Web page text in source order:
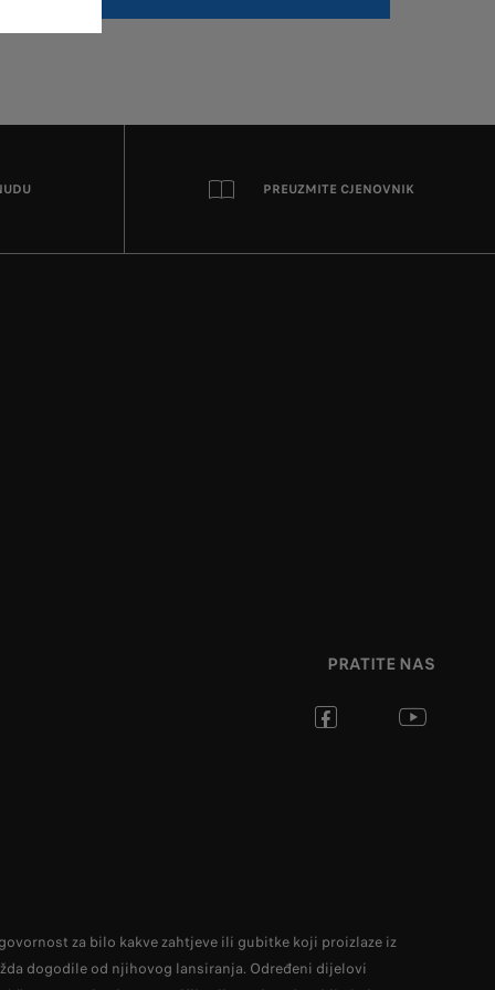
PREUZMITE CJENOVNIK
PRATITE NAS
za bilo kakve zahtjeve ili gubitke koji proizlaze iz
dogodile od njihovog lansiranja. Određeni dijelovi